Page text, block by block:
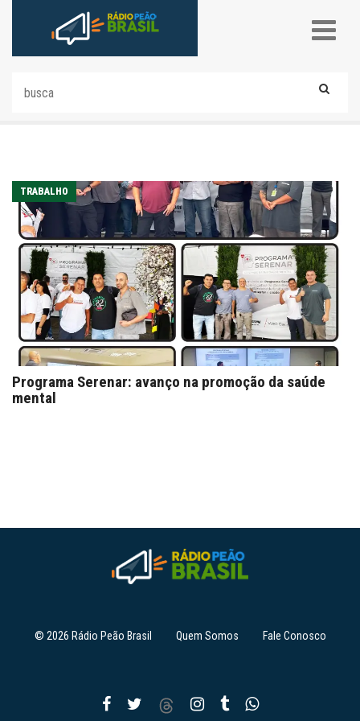
TRABALHO
Programa Serenar: avanço na promoção da saúde
mental
© 2026 Rádio Peão Brasil Quem Somos Fale Conosco